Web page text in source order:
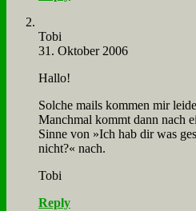
To­bi
31. Oktober 2006
Hal­lo!
Sol­che mails kom­men mir
Manch­mal kommt dann nach
Sin­ne von »Ich hab dir was
nicht?« nach.
To­bi
Reply